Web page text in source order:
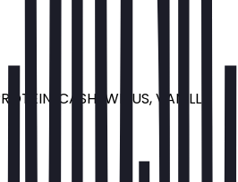
CASHEWMUS, VANILLE,